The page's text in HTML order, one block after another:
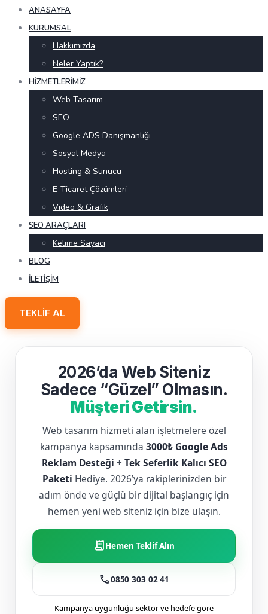
ANASAYFA
KURUMSAL
Hakkımızda
Neler Yaptık?
HIZMETLERIMIZ
Web Tasarım
SEO
Google ADS Danışmanlığı
Sosyal Medya
Hosting & Sunucu
E-Ticaret Çözümleri
Video & Grafik
SEO ARAÇLARI
Kelime Sayacı
BLOG
İLETIŞIM
TEKLIF AL
2026’da Web Siteniz
Sadece “Güzel” Olmasın.
Müşteri Getirsin.
Web tasarım hizmeti alan işletmelere özel
kampanya kapsamında 3000₺ Google Ads
Reklam Desteği + Tek Seferlik Kalıcı SEO
Paketi Hediye. 2026’ya rakiplerinizden bir
adım önde ve güçlü bir dijital başlangıç için
hemen yeni web siteniz için bize ulaşın.
receipt_longHemen Teklif Alın
call0850 303 02 41
Kampanya uygunluğu sektör ve hedefe göre